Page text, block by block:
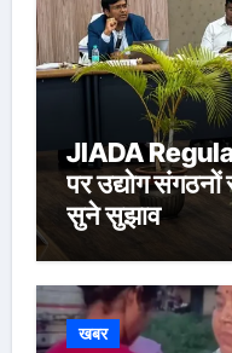
JIADA
पर उद्योग
सुने सुझाव
खबर